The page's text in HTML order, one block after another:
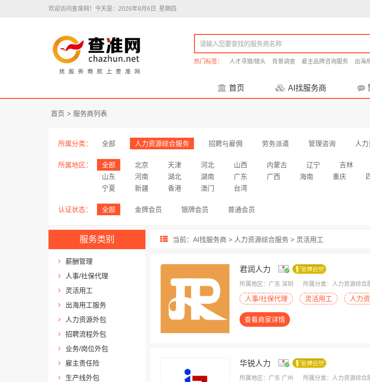
欢迎访问查准网！ 今天是：2026年8月6日 星期四
热门标签： 人才寻猎/猎头 背景调查 雇主品牌咨询服务 出海
首页 AI找服务商
首页 > 服务商列表
所属分类： 全部 人力资源综合服务 招聘与雇佣 劳务派遣 管理咨询 人
所属地区： 全部 北京 天津 河北 山西 内蒙古 辽宁 吉林
山东
河南 湖北 湖南 广东 广西 海南 重庆
宁夏
新疆 香港 澳门 台湾
认证状态： 全部 金牌会员 银牌会员 普通会员
服务类别
薪酬管理
人事/社保代理
灵活用工
出海用工服务
人力资源外包
招聘流程外包
业务/岗位外包
雇主责任险
生产线外包
当前：AI找服务商 > 人力资源综合服务 > 灵活用工
君润人力
所属地区：广东 深圳 所属分类：人力资源综合
人事/社保代理 灵活用工 人力
查看商家详情
华锐人力
所属地区：广东 广州 所属分类：人力资源综合